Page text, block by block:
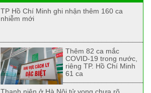
TP Hồ Chí Minh ghi nhận thêm 160 ca
nhiễm mới
Thêm 82 ca mắc
COVID-19 trong nước,
riêng TP. Hồ Chí Minh
61 ca
Thanh niên ở Hà Nội tử vong chưa rõ